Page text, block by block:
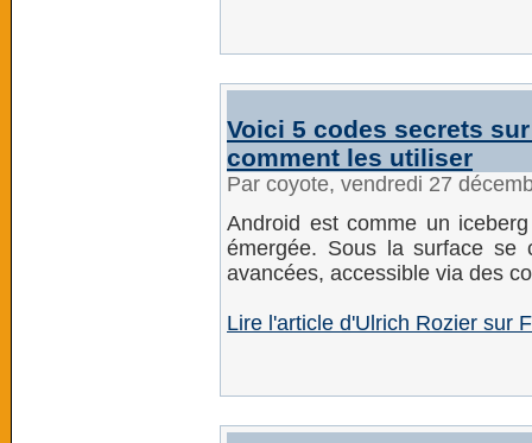
Voici 5 codes secrets
comment les utiliser
Par coyote, vendredi 27
Android est comme un
émergée. Sous la surface se
avancées, accessible via des
Lire l'article d'Ulrich Rozier sur